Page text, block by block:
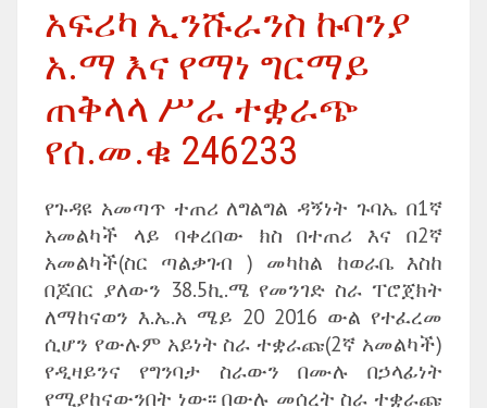
አፍሪካ ኢንሹራንስ ኩባንያ
አ.ማ እና የማነ ግርማይ
ጠቅላላ ሥራ ተቋራጭ
የሰ.መ.ቁ 246233
የጉዳዩ አመጣጥ ተጠሪ ለግልግል ዳኝነት ጉባኤ በ1ኛ
አመልካች ላይ ባቀረበው ክስ በተጠሪ እና በ2ኛ
አመልካች(ስር ጣልቃገብ ) መካከል ከወራቤ እስከ
በጆበር ያለውን 38.5ኪ.ሜ የመንገድ ስራ ፐሮጀክት
ለማከናወን እ.ኤ.አ ሜይ 20 2016 ውል የተፈረመ
ሲሆን የውሉም አይነት ስራ ተቋራጩ(2ኛ አመልካች)
የዲዛይንና የግንባታ ስራውን በሙሉ በኃላፊነት
የሚያከናውንበት ነው፡፡ በውሉ መሰረት ስራ ተቋራጩ